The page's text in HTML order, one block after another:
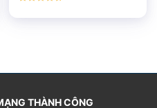
hạng5.00
THÀNH CÔNG